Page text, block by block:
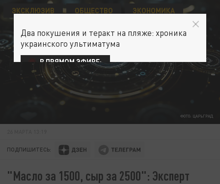
ФОТО: ЦАРЬГРАД
ЭКСКЛЮЗИВ ОБЩЕСТВО ЭКОНОМИКА
ПОДПИШИТЕСЬ:
"Масло за 1500, сыр за 2500": Эксперт
Два покушения и теракт на пляже: хроника
украинского ультиматума
В ПРЯМОМ ЭФИРЕ: